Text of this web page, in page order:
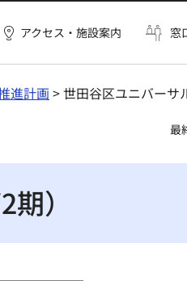
アクセス・施設案内 窓
進計画 > 世田谷区ユニバーサ
最
）